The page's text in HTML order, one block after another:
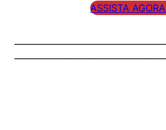
ASSISTA AGORA